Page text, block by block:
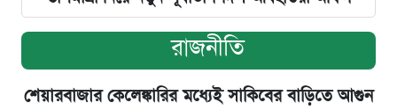
রাজনীতি
শেয়ারবাজার কেলেঙ্কারির মধ্যেই সাকিবের বাড়িতে আগুন